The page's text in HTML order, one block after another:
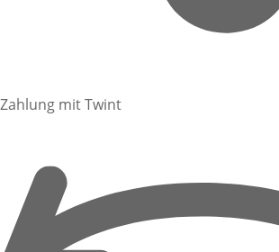
Zahlung mit Twint